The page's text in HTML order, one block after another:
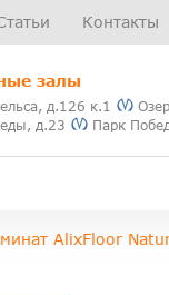
Контакты
залы
д.126 к.1
д.23
Парк
AlixFloor